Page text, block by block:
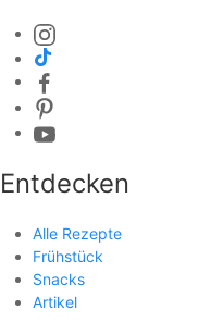
Entdecken
Alle Rezepte
Frühstück
Snacks
Artikel